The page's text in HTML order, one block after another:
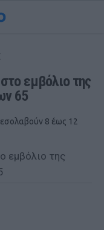
εμβόλιο της
65
8 έως 12